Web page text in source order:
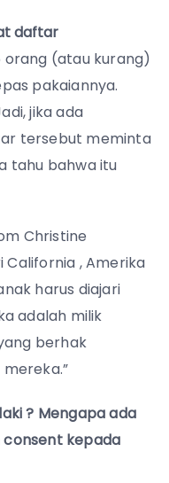
daftar
(atau kurang)
pakaiannya.
jika ada
tersebut meminta
tahu bahwa itu
Christine
California , Amerika
harus diajari
adalah milik
berhak
? Mengapa ada
kepada